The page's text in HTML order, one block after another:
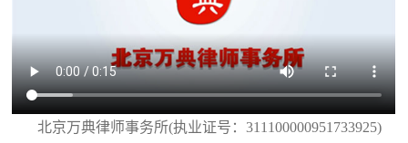
北京万典律师事务所(执业证号：311100000951733925)